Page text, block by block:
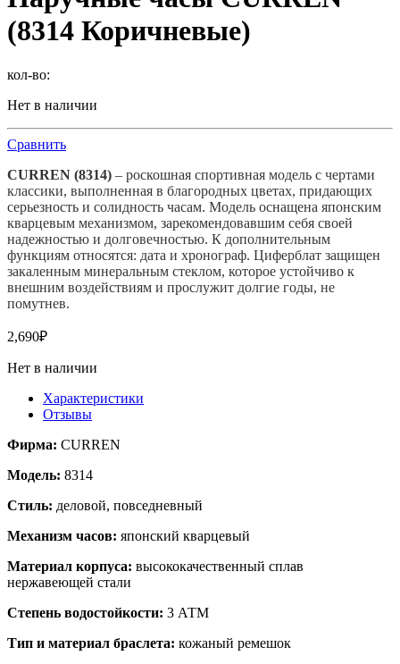
(8314 Коричневые)
кол-во:
Нет в наличии
Сравнить
CURREN (8314) – роскошная спортивная модель с чертами
классики, выполненная в благородных цветах, придающих
серьезность и солидность часам. Модель оснащена японским
кварцевым механизмом, зарекомендовавшим себя своей
надежностью и долговечностью. К дополнительным
функциям относятся: дата и хронограф. Циферблат защищен
закаленным минеральным стеклом, которое устойчиво к
внешним воздействиям и прослужит долгие годы, не
помутнев.
2,690₽
Нет в наличии
Характеристики
Отзывы
Фирма: CURREN
Модель: 8314
Стиль: деловой, повседневный
Механизм часов: японский кварцевый
Материал корпуса: высококачественный сплав
нержавеющей стали
Степень водостойкости: 3 АТМ
Тип и материал браслета: кожаный ремешок